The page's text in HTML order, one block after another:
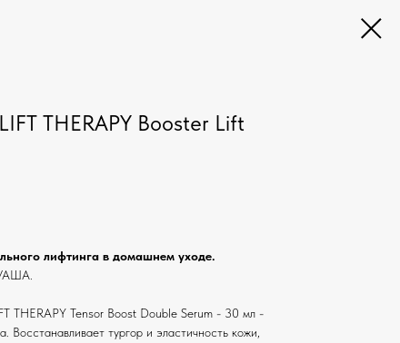
THERAPY Booster Lift
лифтинга в домашнем уходе.
THERAPY Tensor Boost Double Serum - 30 мл -
Восстанавливает тургор и эластичность кожи,